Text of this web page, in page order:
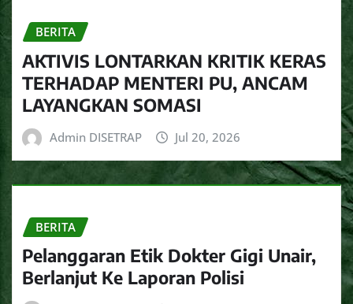
BERITA
AKTIVIS LONTARKAN KRITIK KERAS
TERHADAP MENTERI PU, ANCAM
LAYANGKAN SOMASI
Admin DISETRAP Jul 20, 2026
BERITA
Pelanggaran Etik Dokter Gigi Unair,
Berlanjut Ke Laporan Polisi